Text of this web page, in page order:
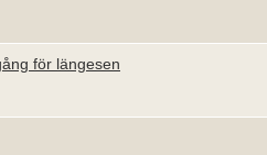
för längesen